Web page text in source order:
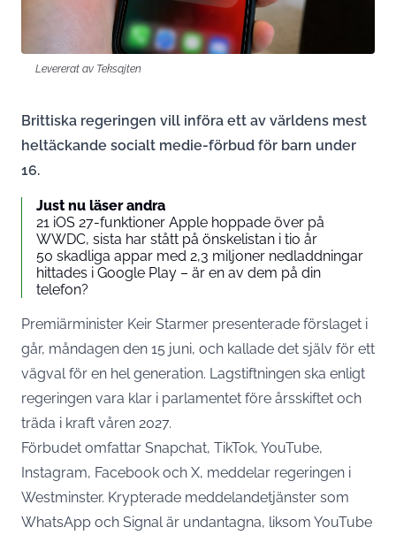
Levererat av Teksajten
Brittiska regeringen vill införa ett av världens mest
heltäckande socialt medie-förbud för barn under
16.
Just nu läser andra
21 iOS 27-funktioner Apple hoppade över på
WWDC, sista har stått på önskelistan i tio år
50 skadliga appar med 2,3 miljoner nedladdningar
hittades i Google Play – är en av dem på din
telefon?
Premiärminister Keir Starmer presenterade förslaget i
går, måndagen den 15 juni, och kallade det själv för ett
vägval för en hel generation. Lagstiftningen ska enligt
regeringen vara klar i parlamentet före årsskiftet och
träda i kraft våren 2027.
Förbudet omfattar Snapchat, TikTok, YouTube,
Instagram, Facebook och X, meddelar regeringen i
Westminster. Krypterade meddelandetjänster som
WhatsApp och Signal är undantagna, liksom YouTube